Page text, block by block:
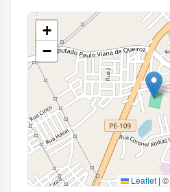
+
−
Leaflet | ©